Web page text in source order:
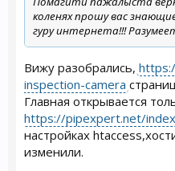
коленях прошу вас
гуру интернета!!!
Вижу разобрались,
inspection-camera
Главная открывается
https://pipexpert.net/
настройках
изменили.